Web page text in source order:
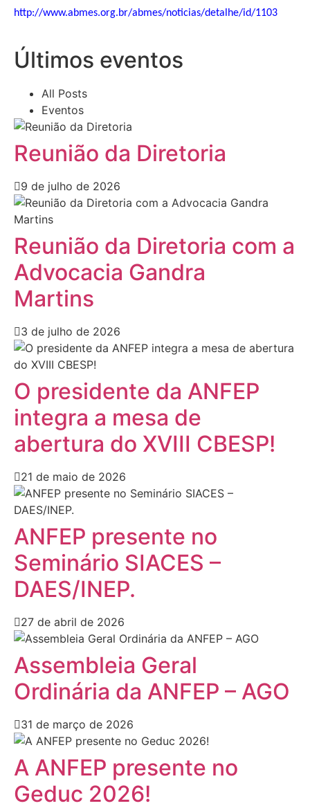
http://www.abmes.org.br/abmes/noticias/detalhe/id/1103
Últimos eventos
All Posts
Eventos
Reunião da Diretoria
9 de julho de 2026
Reunião da Diretoria com a
Advocacia Gandra
Martins
3 de julho de 2026
O presidente da ANFEP
integra a mesa de
abertura do XVIII CBESP!
21 de maio de 2026
ANFEP presente no
Seminário SIACES –
DAES/INEP.
27 de abril de 2026
Assembleia Geral
Ordinária da ANFEP – AGO
31 de março de 2026
A ANFEP presente no
Geduc 2026!